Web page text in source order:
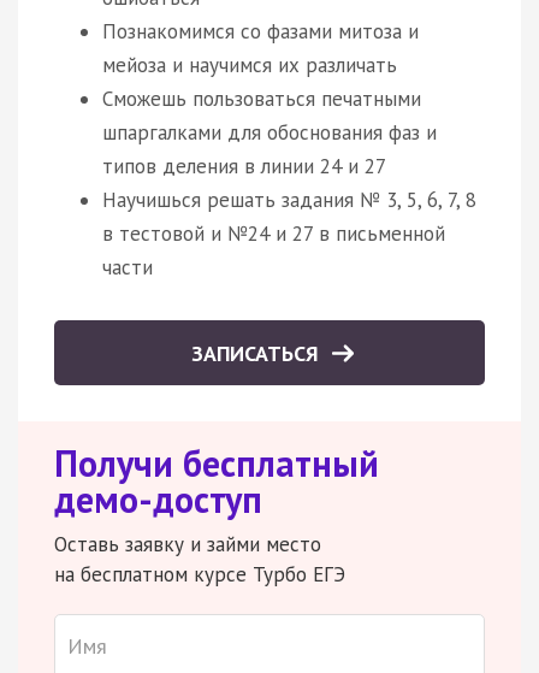
Познакомимся со фазами митоза и
мейоза и научимся их различать
Сможешь пользоваться печатными
шпаргалками для обоснования фаз и
типов деления в линии 24 и 27
Научишься решать задания № 3, 5, 6, 7, 8
в тестовой и №24 и 27 в письменной
части
ЗАПИСАТЬСЯ
Получи бесплатный
демо-доступ
Оставь заявку и займи место
на бесплатном курсе Турбо ЕГЭ